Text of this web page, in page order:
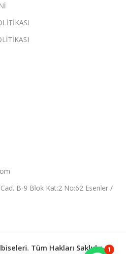
B-9 Blok Kat:2 No:62 Esenler /
Tüm Hakları Saklıdır. 1